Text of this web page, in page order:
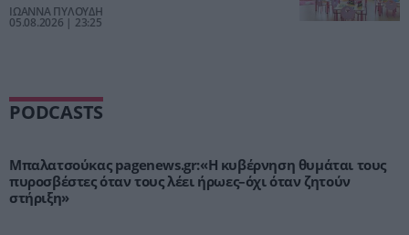
ΙΩΑΝΝΑ ΠΥΛΟΥΔΗ
05.08.2026 | 23:25
PODCASTS
Μπαλατσούκας pagenews.gr:«Η κυβέρνηση θυμάται τους
πυροσβέστες όταν τους λέει ήρωες–όχι όταν ζητούν
στήριξη»